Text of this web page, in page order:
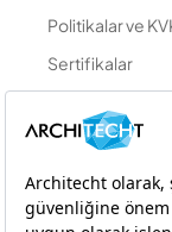
Politikalar ve
Sertifikalar
Bilgi Toplumu